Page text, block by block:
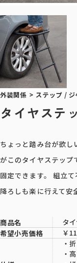
外装関係 > ステップ / ジ
タイヤステ
ちょっと踏み台が欲し
がこのタイヤステップ
固定できます。 組立
降ろしも楽に行えて安
商品名
タ
希望小売価格
￥
・
・